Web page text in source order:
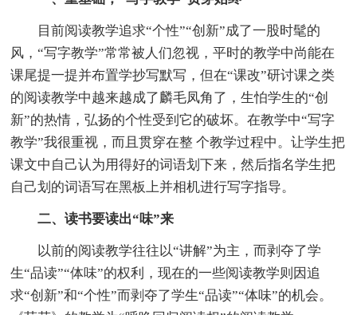
目前阅读教学追求“个性”“创新”成了一股时髦的
风，“写字教学”常常被人们忽视，平时的教学中尚能在
课尾提一提并布置学抄写默写，但在“课改”研讨课之类
的阅读教学中越来越成了麟毛凤角了，生怕学生的“创
新”的热情，弘扬的个性受到它的破坏。在教学中“写字
教学”我很重视，而且贯穿在整 个教学过程中。让学生把
课文中自己认为用得好的词语划下来，然后指名学生把
自己划的词语写在黑板上并相机进行写字指导。
二、读书要读出“味”来
以前的阅读教学往往以“讲解”为主，而剥夺了学
生“品读”“体味”的权利，现在的一些阅读教学则因追
求“创新”和“个性”而剥夺了学生“品读”“体味”的机会。